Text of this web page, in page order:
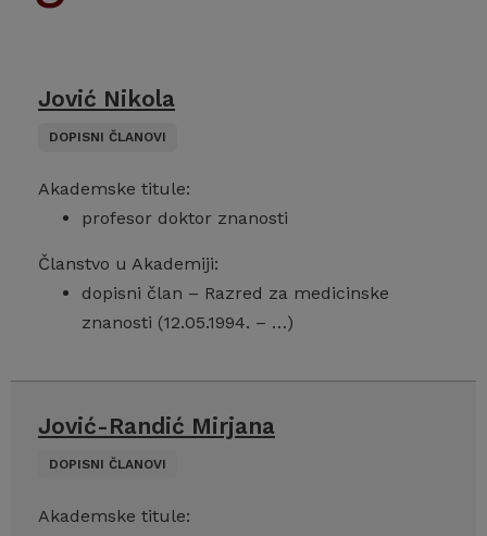
Jović Nikola
DOPISNI ČLANOVI
Akademske titule:
profesor doktor znanosti
Članstvo u Akademiji:
dopisni član – Razred za medicinske
znanosti (12.05.1994. – …)
Jović-Randić Mirjana
DOPISNI ČLANOVI
Akademske titule: